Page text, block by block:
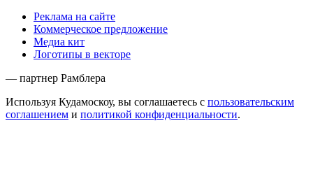
Реклама на сайте
Коммерческое предложение
Медиа кит
Логотипы в векторе
— партнер Рамблера
Используя Кудамоскоу, вы соглашаетесь с пользовательским
соглашением и политикой конфиденциальности.